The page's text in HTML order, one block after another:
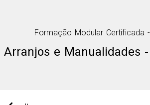
Formação Modular Certificada
Arranjos e Manualidades